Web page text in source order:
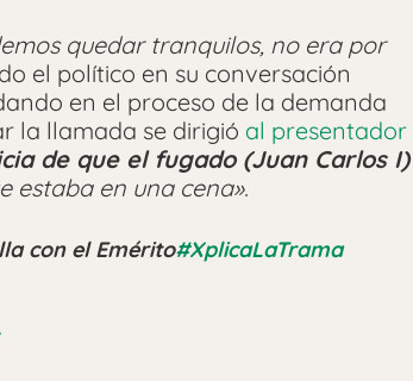
quedar tranquilos, no era por
el político en su conversación
en el proceso de la demanda
la llamada se dirigió al presentador
de que el fugado (Juan Carlos I)
estaba en una cena».
con el Emérito#XplicaLaTrama